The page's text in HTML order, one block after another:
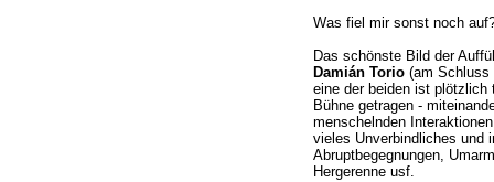
Was fiel mir sonst noch
Das schönste Bild der
Damián Torio(am Schluss
eine der beiden ist plötzlich
Bühne getragen -
menschelnden
vieles Unverbindliches und
Abruptbegegnungen,
Hergerenne usf.